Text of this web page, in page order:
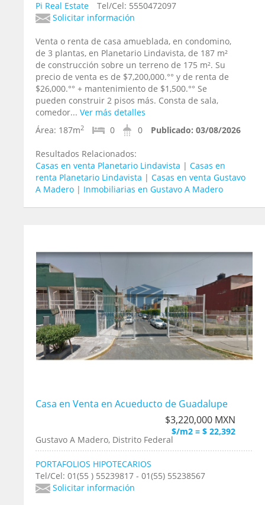
Pi Real Estate
Tel/Cel: 5550472097
Solicitar información
Venta o renta de casa amueblada, en condomino,
de 3 plantas, en Planetario Lindavista, de 187 m²
de construcción sobre un terreno de 175 m². Su
precio de venta es de $7,200,000.°° y de renta de
$26,000.°° + mantenimiento de $1,500.°° Se
pueden construir 2 pisos más. Consta de sala,
comedor... Ver más detalles
Área: 187m2 0 0 Publicado: 03/08/2026
Resultados Relacionados:
Casas en venta Planetario Lindavista | Casas en
renta Planetario Lindavista | Casas en venta Gustavo
A Madero | Inmobiliarias en Gustavo A Madero
Casa en Venta en Acueducto de Guadalupe
$3,220,000 MXN
$/m2 = $ 22,392
Gustavo A Madero, Distrito Federal
PORTAFOLIOS HIPOTECARIOS
Tel/Cel: 01(55 ) 55239817 - 01(55) 55238567
Solicitar información